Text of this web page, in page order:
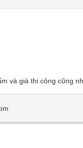
và giá thi công cũng